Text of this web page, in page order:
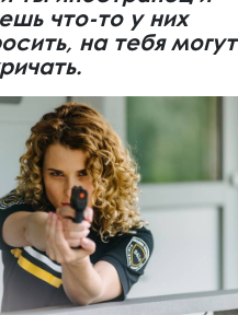
что-то у них
на тебя могут